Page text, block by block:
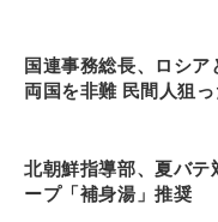
国連事務総長、ロシア
両国を非難 民間人狙
北朝鮮指導部、夏バテ
ープ「補身湯」推奨